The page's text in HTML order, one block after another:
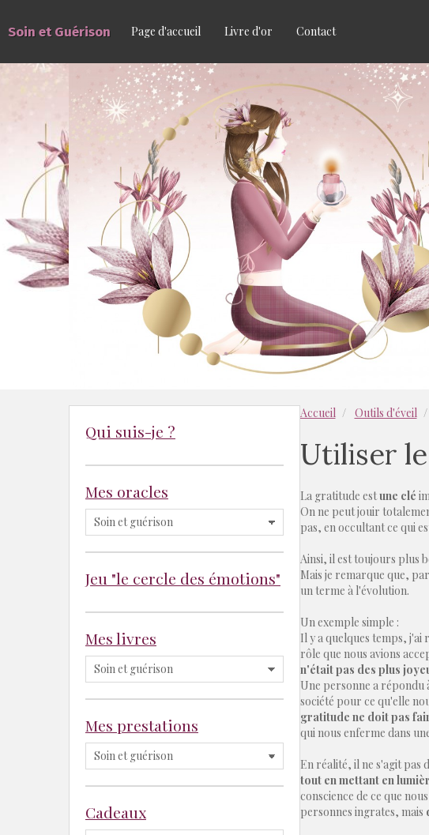
Soin et Guérison Page d'accueil Livre d'or Contact
Accueil Outils d'éveil
Utiliser
La gratitude estune clé
On ne peut jouir
pas, en occultant ce qui
Ainsi, il est toujours plus
Mais je remarque que,
un terme à l'évolution.
Un exemple simple :
Il y a quelques temps, j'ai
rôle que nous avions
n'était pas des plus
Une personne a répondu
société pour ce qu'elle
gratitude ne doit pas
qui nous enferme dans
En réalité, il ne s'agit pas
tout en mettant en
conscience de ce que
personnes ingrates, mais
Qui suis-je ?
Mes oracles
Jeu "le cercle des émotions"
Mes livres
Mes prestations
Cadeaux